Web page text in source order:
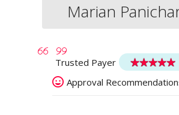
Marian
Trusted Payer
Approval